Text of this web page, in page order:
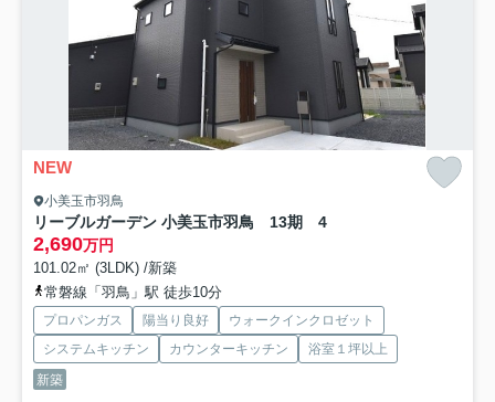
NEW
小美玉市羽鳥
リーブルガーデン 小美玉市羽鳥 13期 4
2,690万円
101.02㎡ (3LDK) /新築
常磐線「羽鳥」駅 徒歩10分
プロパンガス 陽当り良好
ウォークインクロゼット
システムキッチン
カウンターキッチン
浴室１坪以上
新築